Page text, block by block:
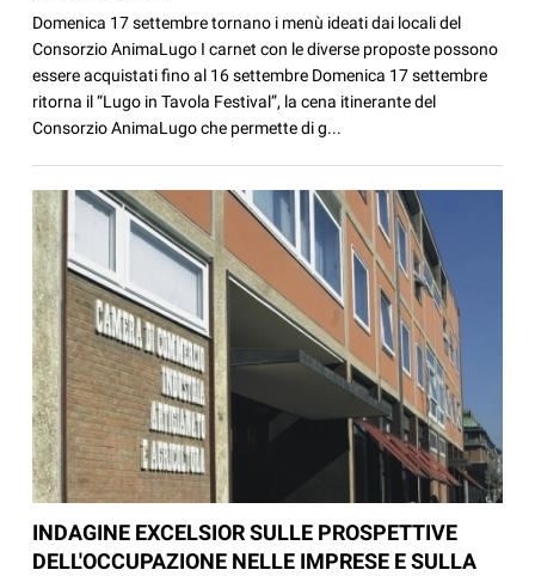
Domenica 17 settembre tornano i menù ideati dai locali del
Consorzio AnimaLugo I carnet con le diverse proposte possono
essere acquistati fino al 16 settembre Domenica 17 settembre
ritorna il “Lugo in Tavola Festival”, la cena itinerante del
Consorzio AnimaLugo che permette di g...
INDAGINE EXCELSIOR SULLE PROSPETTIVE
DELL'OCCUPAZIONE NELLE IMPRESE E SULLA